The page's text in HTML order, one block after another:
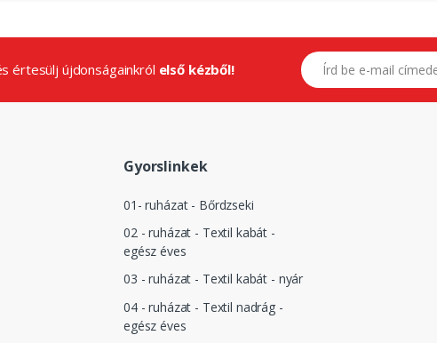
értesülj újdonságainkról első kézből!
E-mail címed
Gyorslinkek
01- ruházat - Bőrdzseki
02 - ruházat - Textil kabát -
egész éves
03 - ruházat - Textil kabát - nyár
04 - ruházat - Textil nadrág -
egész éves